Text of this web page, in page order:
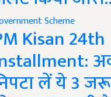
Scheme
Kisan 24th
लें ये 3